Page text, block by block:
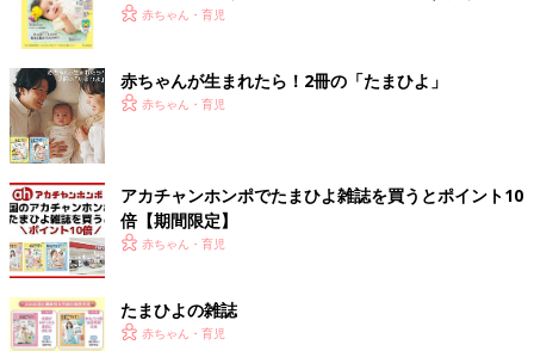
す」（齊藤先生）
法律を整備したことで欧米では子どもの薬の開発が
推進。一方、日本は…
子どもの病気の治療には、子どもが飲みやすく、効果のある薬が
必要ですが、子どもの薬の開発には、大人の薬にはない課題がい
ろいろとあるそうです
＜子どもの薬特有の課題＞
・年齢や体重によって適量が変化する
・飲みやすい薬の形状が年齢とともに変化する
・国内と海外で剤形や味の好みが異なる
く！ おっぱい・ミルクの基本と夏のトラブル 解決テ
赤ちゃん・育児
赤ちゃんが生まれたら！2冊の「たまひよ」
赤ちゃん・育児
アカチャンホンポでたまひよ雑誌を買うとポイント10
倍【期間限定】
赤ちゃん・育児
たまひよの雑誌
赤ちゃん・育児